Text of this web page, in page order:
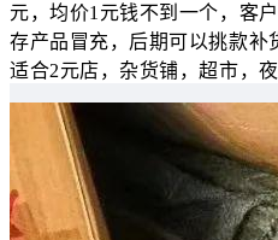
元，均价1元钱不到一个，客
存产品冒充，后期可以挑款
适合2元店，杂货铺，超市，